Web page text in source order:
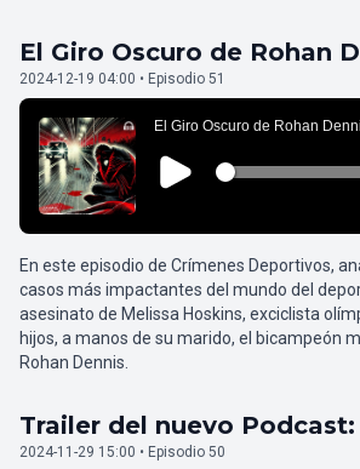
El Giro Oscuro de Rohan
2024-12-19 04:00 • Episodio 51
En este episodio de Crímenes Deportivos,
casos más impactantes del mundo del
asesinato de Melissa Hoskins, exciclista
hijos, a manos de su marido, el bicampeón
Rohan Dennis.
Trailer del nuevo
2024-11-29 15:00 • Episodio 50